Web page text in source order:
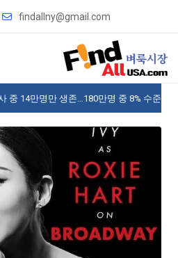
findallny@gmail.com
사이버 한국외국어대 미주글로벌센터 뉴욕